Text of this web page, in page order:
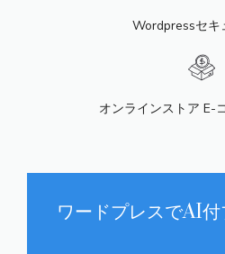
Wordpressセキ
オンラインストア E-
ワードプレスでAI